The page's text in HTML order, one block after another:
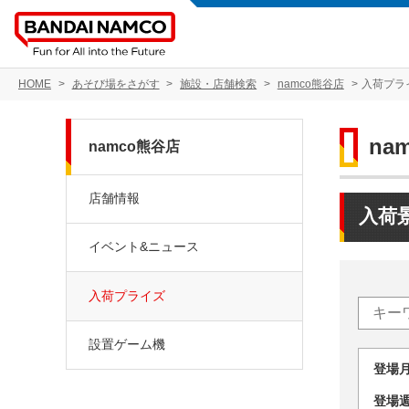
HOME あそび場をさがす 施設・店舗検索 namco熊谷店 入荷プラ
入荷
登
登
namco熊谷店
店舗情報
イベント&ニュース
入荷プライズ
設置ゲーム機